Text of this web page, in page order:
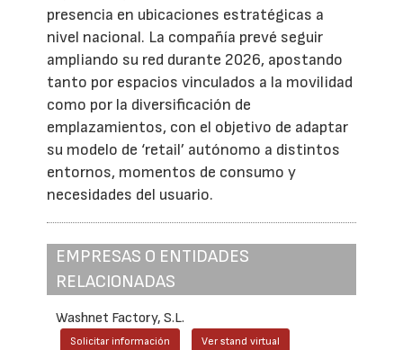
presencia en ubicaciones estratégicas a
nivel nacional. La compañía prevé seguir
ampliando su red durante 2026, apostando
tanto por espacios vinculados a la movilidad
como por la diversificación de
emplazamientos, con el objetivo de adaptar
su modelo de ‘retail’ autónomo a distintos
entornos, momentos de consumo y
necesidades del usuario.
EMPRESAS O ENTIDADES
RELACIONADAS
Washnet Factory, S.L.
Solicitar información Ver stand virtual